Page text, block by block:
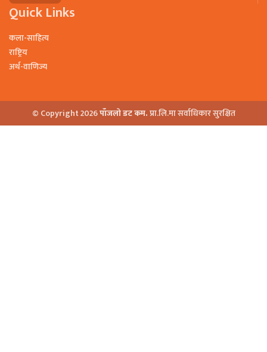
Quick Links
कला-साहित्य
राष्ट्रिय
अर्थ-वाणिज्य
© Copyright 2026पाँजलो डट कम.प्रा.लि.मा सर्वाधिकार सुरक्षित